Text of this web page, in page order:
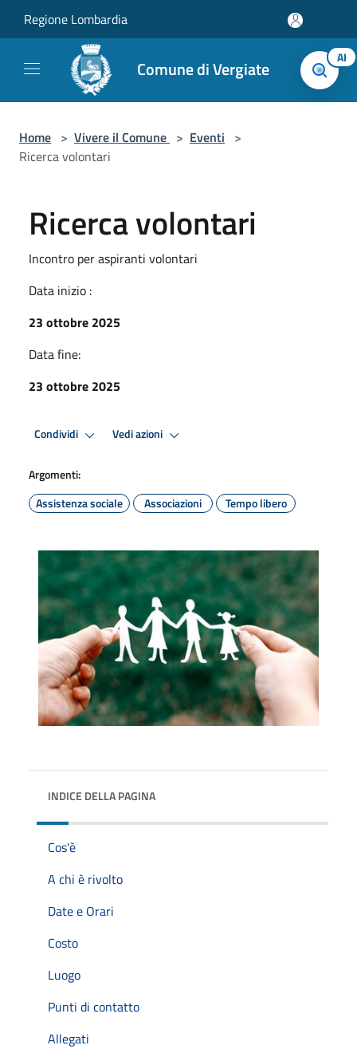
Regione Lombardia
Comune di Vergiate AI
Home > Vivere il Comune > Eventi >
Ricerca volontari
Ricerca volontari
Incontro per aspiranti volontari
Data inizio :
23 ottobre 2025
Data fine:
23 ottobre 2025
Condividi Vedi azioni
Argomenti:
Assistenza sociale
Associazioni Tempo libero
INDICE DELLA PAGINA
Cos'è
A chi è rivolto
Date e Orari
Costo
Luogo
Punti di contatto
Allegati